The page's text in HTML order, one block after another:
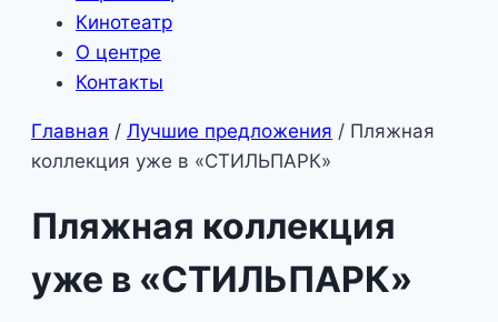
Кинотеатр
О центре
Контакты
Главная / Лучшие предложения / Пляжная
коллекция уже в «СТИЛЬПАРК»
Пляжная коллекция
уже в «СТИЛЬПАРК»